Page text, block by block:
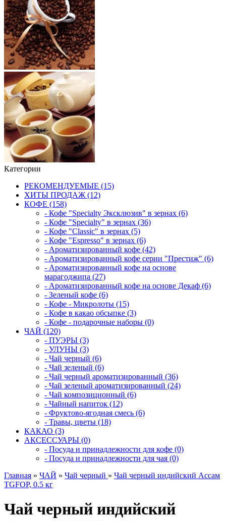
Категории
РЕКОМЕНДУЕМЫЕ (15)
ХИТЫ ПРОДАЖ (12)
КОФЕ (158)
- Кофе "Specialty Эксклюзив" в зернах (6)
- Кофе "Specialty" в зернах (36)
- Кофе "Classic" в зернах (5)
- Кофе "Espresso" в зернах (6)
- Ароматизированный кофе (42)
- Ароматизированный кофе серии "Престиж" (6)
- Ароматизированный кофе на основе
марагоджипа (27)
- Ароматизированный кофе на основе Декаф (6)
- Зеленый кофе (6)
- Кофе - Микролоты (15)
- Кофе в какао обсыпке (3)
- Кофе - подарочные наборы (0)
ЧАЙ (120)
- ПУЭРЫ (3)
- УЛУНЫ (3)
- Чай черный (6)
- Чай зеленый (6)
- Чай черный ароматизированный (36)
- Чай зеленый ароматизированный (24)
- Чай композиционный (6)
- Чайный напиток (12)
- Фруктово-ягодная смесь (6)
- Травы, цветы (18)
КАКАО (3)
АКСЕССУАРЫ (0)
- Посуда и принадлежности для кофе (0)
- Посуда и принадлежности для чая (0)
Главная » ЧАЙ » Чай черный » Чай черный индийский Ассам
TGFOP, 0.5 кг
Чай черный индийский